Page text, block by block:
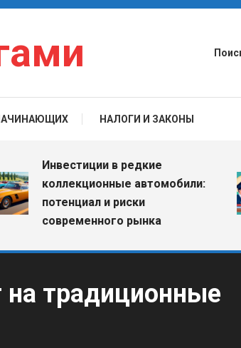
НАЛОГИ И ЗАКОНЫ
Инвестиции в редкие
коллекционные автомобили:
потенциал и риски
современного рынка
традиционные